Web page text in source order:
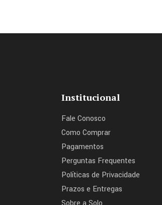
Institucional
Fale Conosco
Como Comprar
Pagamentos
Perguntas Frequentes
Políticas de Privacidade
Prazos e Entregas